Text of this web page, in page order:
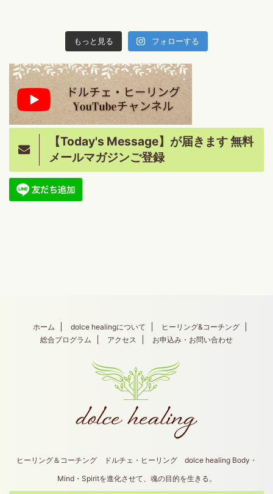
もっと見る フォローする
【Today's Message】が届きます 無料
メールマガジンご登録
ホーム dolce healingについて
ヒーリング&コーチング
総合プログラム
アクセス お申込み・お問い合わせ
ヒーリング＆コーチング ドルチェ・ヒーリング dolce healing Body・
Mind・Spiritを進化させて、魂の目的を生きる。